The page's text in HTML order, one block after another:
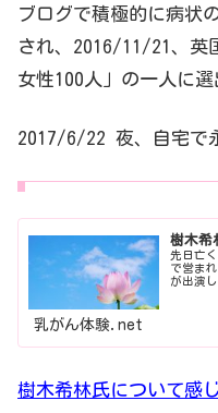
ブログで積極的に病状
され、2016/11/21、英
女性100人」の一人に
2017/6/22 夜、自宅で
乳腺にできるがんはほ
きています。乳腺は乳
の乳腺葉で構成されて
い枝状の「乳管」とに
樹木希
先日亡
で営ま
が出演
乳がん体験.net
樹木希林氏について感